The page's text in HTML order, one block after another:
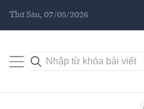
Thứ Sáu, 07/08/2026